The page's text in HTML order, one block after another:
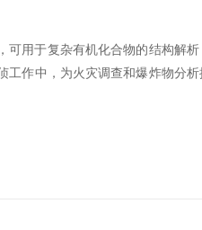
可用于复杂有机化合物的结构解析
工作中，为火灾调查和爆炸物分析